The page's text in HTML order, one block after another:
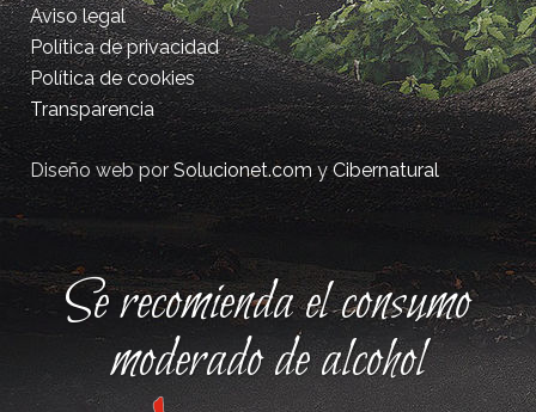
Aviso legal
Política de privacidad
Política de cookies
Transparencia
Diseño web porSolucionet.comyCibernatural
Se recomienda el consumo
moderado de alcohol